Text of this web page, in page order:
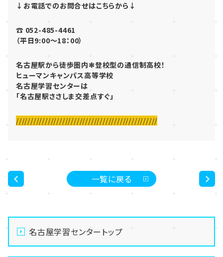
↓お電話でのお問合せはこちらから↓
☎ 052-485-4461
（平日9:00～18：00）
名古屋駅から徒歩圏内✻登校型の通信制高校！
ヒューマンキャンパス高等学校
名古屋学習センターは
「名古屋駅ささしま交差点すぐ」
/////////////////////////////////////////////////
一覧に戻る
名古屋学習センタートップ